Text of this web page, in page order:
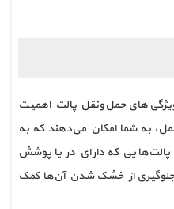
ویژگی‌های حمل‌ونقل پالت اهمیت
به شما امکان می‌دهند که به
پالت‌هایی که دارای در یا پوشش
جلوگیری از خشک شدن آن‌ها کمک